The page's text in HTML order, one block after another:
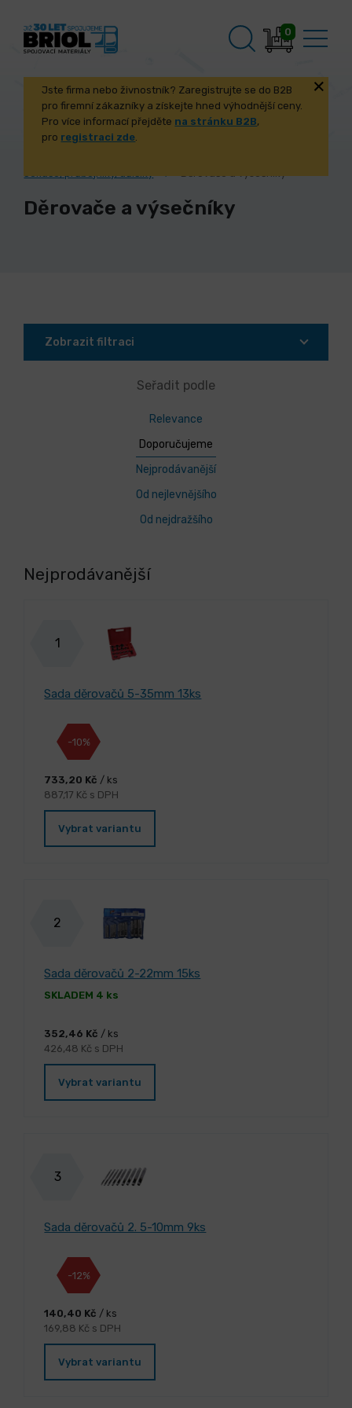
0
Jste firma nebo živnostník? Zaregistrujte se do B2B
pro firemní zákazníky a získejte hned výhodnější ceny.
Pro více informací přejděte na stránku B2B,
pro registraci zde.
Sekáče, průbojníky, důlčíky
Děrovače a výsečníky
Děrovače a výsečníky
Zobrazit filtraci
Seřadit podle
Relevance
Doporučujeme
Nejprodávanější
Od nejlevnějšího
Od nejdražšího
Nejprodávanější
1
Sada děrovačů 5-35mm 13ks
-10%
733,20 Kč / ks
887,17 Kč s DPH
Vybrat variantu
2
Sada děrovačů 2-22mm 15ks
SKLADEM 4 ks
352,46 Kč / ks
426,48 Kč s DPH
Vybrat variantu
3
Sada děrovačů 2. 5-10mm 9ks
-12%
140,40 Kč / ks
169,88 Kč s DPH
Vybrat variantu